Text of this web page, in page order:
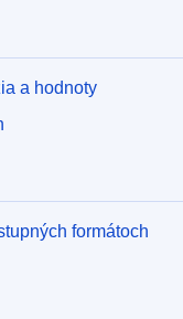
a hodnoty
formátoch